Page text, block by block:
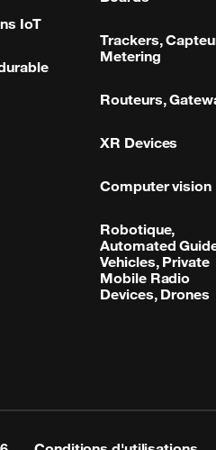
IoT
Trackers,
Metering
Routeurs,
XR Devices
Computer vision
Robotique,
Automated
Vehicles, Private
Mobile Radio
Devices, Drones